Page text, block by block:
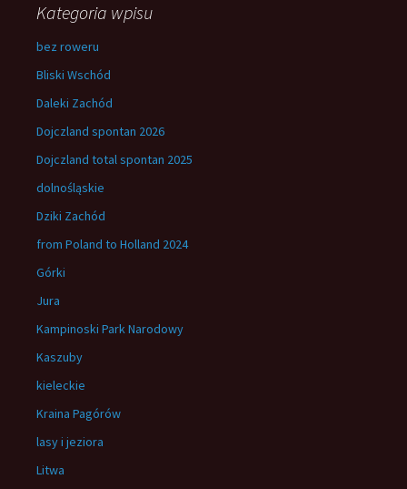
Kategoria wpisu
bez roweru
Bliski Wschód
Daleki Zachód
Dojczland spontan 2026
Dojczland total spontan 2025
dolnośląskie
Dziki Zachód
from Poland to Holland 2024
Górki
Jura
Kampinoski Park Narodowy
Kaszuby
kieleckie
Kraina Pagórów
lasy i jeziora
Litwa